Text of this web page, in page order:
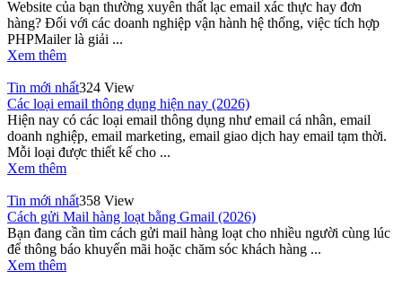
Website của bạn thường xuyên thất lạc email xác thực hay đơn
hàng? Đối với các doanh nghiệp vận hành hệ thống, việc tích hợp
PHPMailer là giải ...
Xem thêm
Tin mới nhất324 View
Các loại email thông dụng hiện nay (2026)
Hiện nay có các loại email thông dụng như email cá nhân, email
doanh nghiệp, email marketing, email giao dịch hay email tạm thời.
Mỗi loại được thiết kế cho ...
Xem thêm
Tin mới nhất358 View
Cách gửi Mail hàng loạt bằng Gmail (2026)
Bạn đang cần tìm cách gửi mail hàng loạt cho nhiều người cùng lúc
để thông báo khuyến mãi hoặc chăm sóc khách hàng ...
Xem thêm